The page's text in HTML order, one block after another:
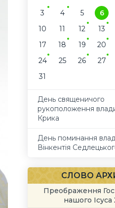
3
4 5 6
10
11 12 13
17
18 19 20
24
25 26 27
31
День священичого
рукоположення
Крика
День поминання
Вінкентія
СЛОВО
Преображення
нашого Ісуса